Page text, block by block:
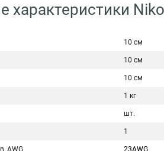
характеристики
10 см
10 см
10 см
1 кг
шт.
1
AWG 23AWG